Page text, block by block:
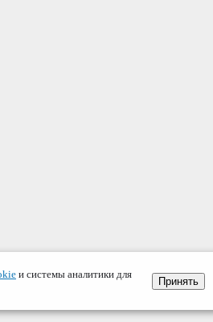
и системы аналитики для
Принять